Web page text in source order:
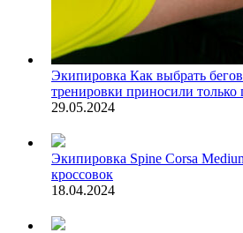
Экипировка Как выбрать
тренировки приносили только
29.05.2024
Экипировка Spine Corsa
кроссовок
18.04.2024